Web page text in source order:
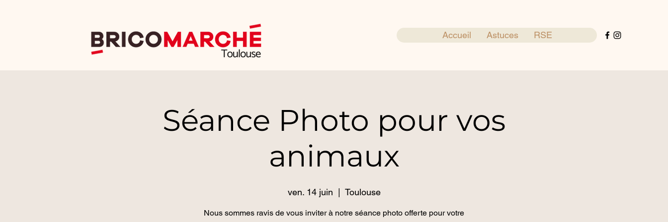
Accueil Astuces RSE
Séance Photo pour vos
animaux
ven. 14 juin Toulouse
Nous sommes ravis de vous inviter à notre séance photo offerte pour votre